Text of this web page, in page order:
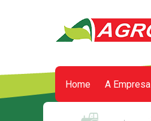
Home A Empresa